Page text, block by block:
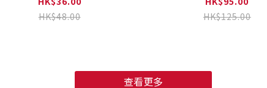
HK$48.00
HK$125.00
查看更多